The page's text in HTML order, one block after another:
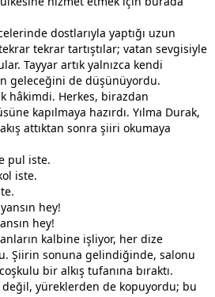
dostlarıyla yaptığı uzun
tekrar tartıştılar; vatan sevgisiyle
Tayyar artık yalnızca kendi
geleceğini de düşünüyordu.
hâkimdi. Herkes, birazdan
kapılmaya hazırdı. Yılma Durak,
attıktan sonra şiiri okumaya
pul iste.
iste.
hey!
hey!
kalbine işliyor, her dize
Şiirin sonuna gelindiğinde, salonu
bir alkış tufanına bıraktı.
değil, yüreklerden de kopuyordu; bu